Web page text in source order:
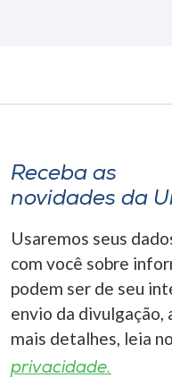
Receba as
novidades da
Usaremos seus
com você sobre
podem ser de seu
envio da divulgação,
mais detalhes, leia
privacidade.